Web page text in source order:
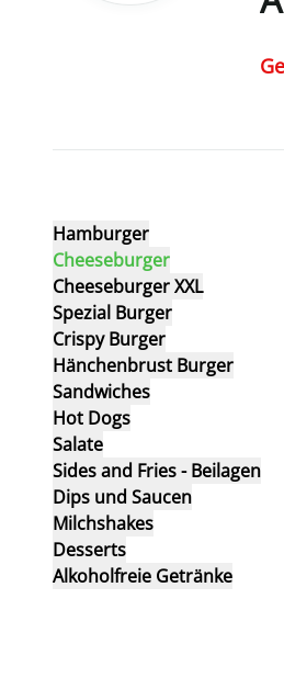
Hamburger
Cheeseburger
Cheeseburger XXL
Spezial Burger
Crispy Burger
Hänchenbrust Burger
Sandwiches
Hot Dogs
Salate
Sides and Fries - Beilagen
Dips und Saucen
Milchshakes
Desserts
Alkoholfreie Getränke